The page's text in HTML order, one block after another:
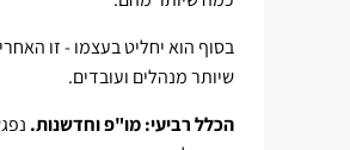
בסוף הוא יחליט בעצמו - זו
שיותר מנהלים ועובדים.
הכלל רביעי: מו"פ וחדשנות.